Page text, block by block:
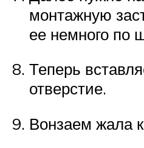
монтажную
ее немного по
Теперь
отверстие.
Вонзаем жала